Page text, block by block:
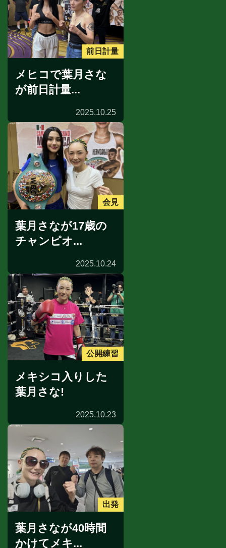
前日計量
メヒコで葉月さな
が前日計量...
2025.10.25
会見
葉月さなが17歳の
チャンピオ...
2025.10.24
公開練習
メキシコ入りした
葉月さな!
2025.10.23
出発
葉月さなが40時間
かけてメキ...